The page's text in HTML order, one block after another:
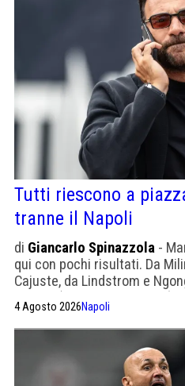
Tutti riescono a
tranne il Napoli
di Giancarlo Spinazzola -
qui con pochi risultati. Da
Cajuste, da Lindstrom e
Tra le big è la peggiore
4 Agosto 2026Napoli